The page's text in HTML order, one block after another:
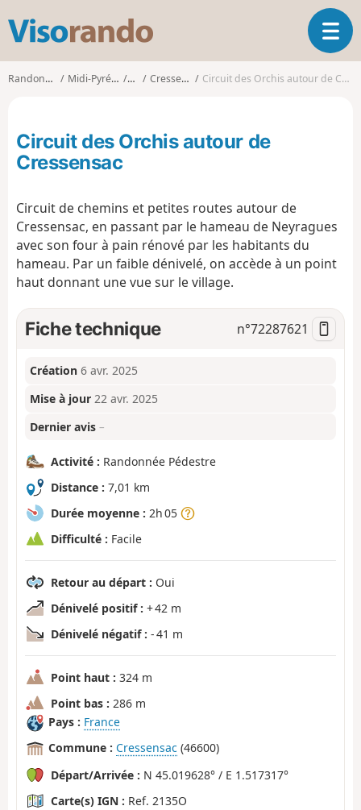
s
o
d
O
u
i
a
o
n
Randonnées Midi-Pyrénées Lot Cressensac Circuit des Orchis autour de Cressensac
Circuit des Orchis autour de
Cressensac
Circuit de chemins et petites routes autour de
Cressensac, en passant par le hameau de Neyragues
avec son four à pain rénové par les habitants du
hameau. Par un faible dénivelé, on accède à un point
haut donnant une vue sur le village.
Fiche technique n°72287621
Création 6 avr. 2025
Mise à jour 22 avr. 2025
Dernier avis –
Activité : Randonnée Pédestre
Distance : 7,01 km
Durée moyenne : 2h 05
Difficulté : Facile
Retour au départ : Oui
Dénivelé positif : + 42 m
Dénivelé négatif : - 41 m
Point haut : 324 m
Point bas : 286 m
Pays : France
Commune : Cressensac (46600)
Départ/Arrivée : N 45.019628° / E 1.517317°
Carte(s) IGN : Ref. 2135O